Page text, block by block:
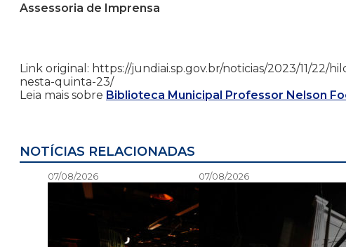
Assessoria de Imprensa
Link original: https://jundiai.sp.gov.br/noticias/2023/11/
nesta-quinta-23/
Leia mais sobre Biblioteca Municipal Professor Nelson
NOTÍCIAS RELACIONADAS
07/08/2026 07/08/2026